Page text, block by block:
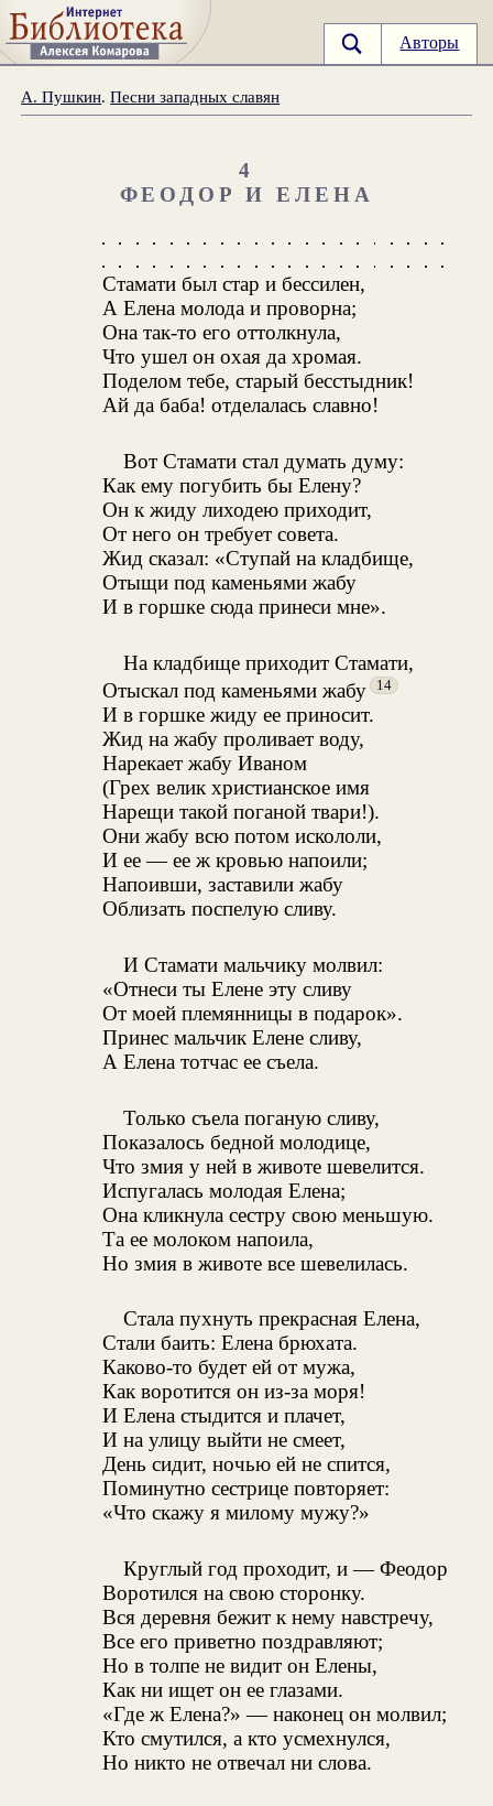
Авторы
А. Пушкин.Песни западных славян
4
ФЕОДОР И ЕЛЕНА
Стамати был стар и бессилен,
А Елена молода и проворна;
Она так-то его оттолкнула,
Что ушел он охая да хромая.
Поделом тебе, старый бесстыдник!
Ай да баба! отделалась славно!
Вот Стамати стал думать думу:
Как ему погубить бы Елену?
Он к жиду лиходею приходит,
От него он требует совета.
Жид сказал: «Ступай на кладбище,
Отыщи под каменьями жабу
И в горшке сюда принеси мне».
На кладбище приходит Стамати,
Отыскал под каменьями жабу
14
И в горшке жиду ее приносит.
Жид на жабу проливает воду,
Нарекает жабу Иваном
(Грех велик христианское имя
Нарещи такой поганой твари!).
Они жабу всю потом искололи,
И ее — ее ж кровью напоили;
Напоивши, заставили жабу
Облизать поспелую сливу.
И Стамати мальчику молвил:
«Отнеси ты Елене эту сливу
От моей племянницы в подарок».
Принес мальчик Елене сливу,
А Елена тотчас ее съела.
Только съела поганую сливу,
Показалось бедной молодице,
Что змия у ней в животе шевелится.
Испугалась молодая Елена;
Она кликнула сестру свою меньшую.
Та ее молоком напоила,
Но змия в животе все шевелилась.
Стала пухнуть прекрасная Елена,
Стали баить: Елена брюхата.
Каково-то будет ей от мужа,
Как воротится он из-за моря!
И Елена стыдится и плачет,
И на улицу выйти не смеет,
День сидит, ночью ей не спится,
Поминутно сестрице повторяет:
«Что скажу я милому мужу?»
Круглый год проходит, и — Феодор
Воротился на свою сторонку.
Вся деревня бежит к нему навстречу,
Все его приветно поздравляют;
Но в толпе не видит он Елены,
Как ни ищет он ее глазами.
«Где ж Елена?» — наконец он молвил;
Кто смутился, а кто усмехнулся,
Но никто не отвечал ни слова.